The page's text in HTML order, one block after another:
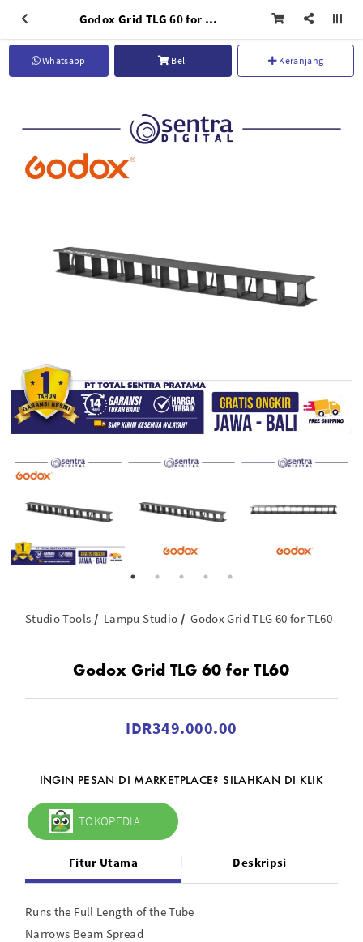
Godox Grid TLG 60 for TL60
Whatsapp Beli Keranjang
Studio Tools Lampu Studio Godox Grid TLG 60 for TL60
Godox Grid TLG 60 for TL60
IDR349.000.00
INGIN PESAN DI MARKETPLACE? SILAHKAN DI KLIK
TOKOPEDIA
Fitur Utama Deskripsi
Runs the Full Length of the Tube
Narrows Beam Spread